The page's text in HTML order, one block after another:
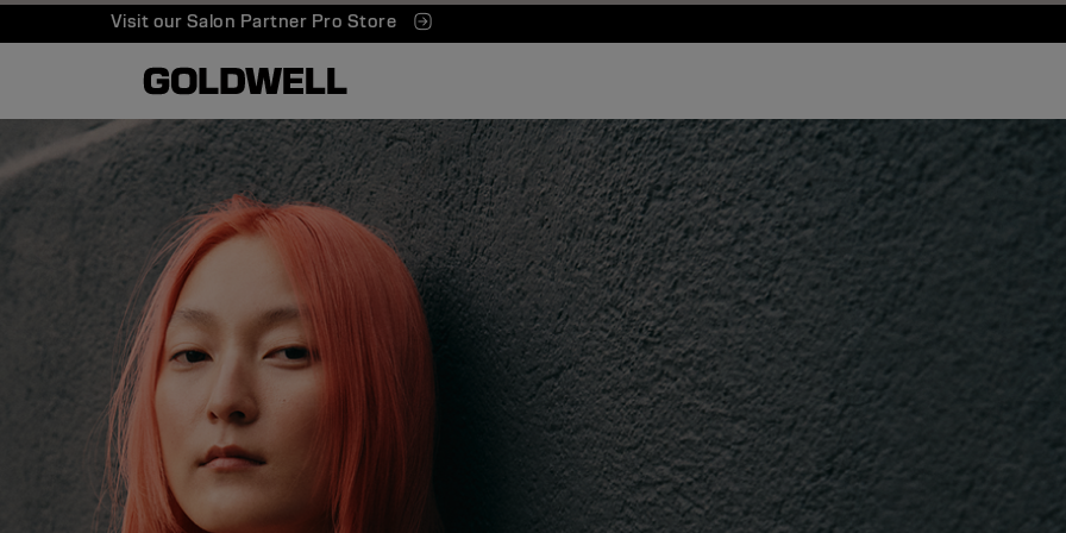
Visit our Salon Partner Pro Store